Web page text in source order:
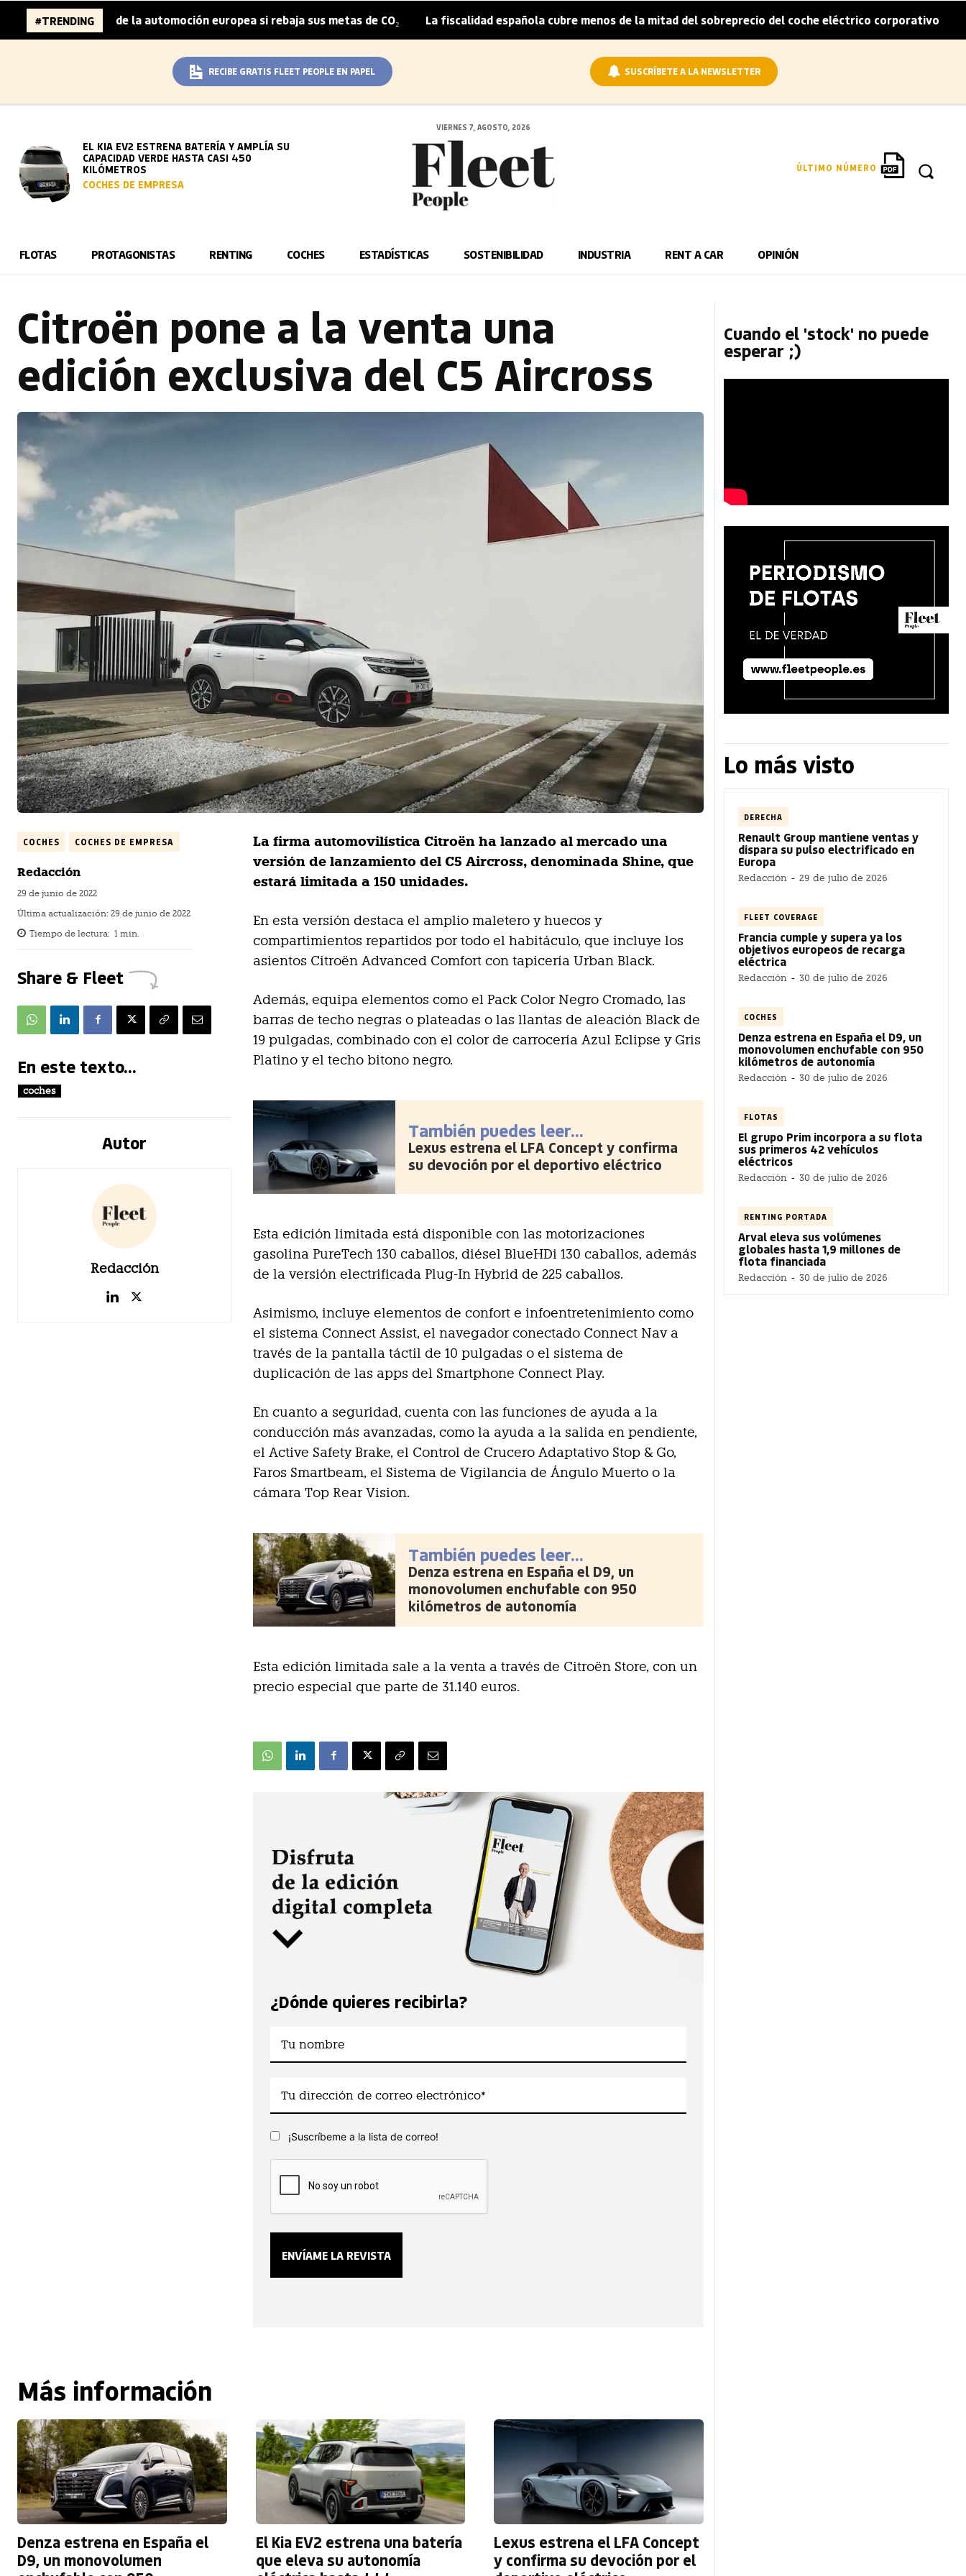
#TRENDING
de la automoción europea si rebaja sus metas de CO₂ | La fiscalidad española cubre menos de la mitad del sobreprecio del coche eléctrico corporativo | Arval
RECIBE GRATIS FLEET PEOPLE EN PAPEL SUSCRÍBETE A LA NEWSLETTER
EL KIA EV2 ESTRENA BATERÍA Y AMPLÍA SU
CAPACIDAD VERDE HASTA CASI 450
KILÓMETROS
COCHES DE EMPRESA
VIERNES 7, AGOSTO, 2026
ÚLTIMO NÚMERO
FLOTAS PROTAGONISTAS RENTING COCHES ESTADÍSTICAS SOSTENIBILIDAD INDUSTRIA RENT A CAR OPINIÓN
Citroën pone a la venta una
edición exclusiva del C5 Aircross
COCHES COCHES DE EMPRESA
Redacción
29 de junio de 2022
Última actualización: 29 de junio de 2022
Tiempo de lectura: 1 min.
Share & Fleet
En este texto...
coches
Autor
Redacción
La firma automovilística Citroën ha lanzado al mercado una
versión de lanzamiento del C5 Aircross, denominada Shine, que
estará limitada a 150 unidades.
En esta versión destaca el amplio maletero y huecos y
compartimientos repartidos por todo el habitáculo, que incluye los
asientos Citroën Advanced Comfort con tapicería Urban Black.
Además, equipa elementos como el Pack Color Negro Cromado, las
barras de techo negras o plateadas o las llantas de aleación Black de
19 pulgadas, combinado con el color de carrocería Azul Eclipse y Gris
Platino y el techo bitono negro.
También puedes leer...
Lexus estrena el LFA Concept y confirma
su devoción por el deportivo eléctrico
Esta edición limitada está disponible con las motorizaciones
gasolina PureTech 130 caballos, diésel BlueHDi 130 caballos, además
de la versión electrificada Plug-In Hybrid de 225 caballos.
Asimismo, incluye elementos de confort e infoentretenimiento como
el sistema Connect Assist, el navegador conectado Connect Nav a
través de la pantalla táctil de 10 pulgadas o el sistema de
duplicación de las apps del Smartphone Connect Play.
En cuanto a seguridad, cuenta con las funciones de ayuda a la
conducción más avanzadas, como la ayuda a la salida en pendiente,
el Active Safety Brake, el Control de Crucero Adaptativo Stop & Go,
Faros Smartbeam, el Sistema de Vigilancia de Ángulo Muerto o la
cámara Top Rear Vision.
También puedes leer...
Denza estrena en España el D9, un
monovolumen enchufable con 950
kilómetros de autonomía
Esta edición limitada sale a la venta a través de Citroën Store, con un
precio especial que parte de 31.140 euros.
¿Dónde quieres recibirla?
¡Suscríbeme a la lista de correo!
Más información
Denza estrena en España el
D9, un monovolumen
El Kia EV2 estrena una batería
que eleva su autonomía
Lexus estrena el LFA Concept
y confirma su devoción por el
Cuando el 'stock' no puede
esperar ;)
Lo más visto
DERECHA
Renault Group mantiene ventas y
dispara su pulso electrificado en
Europa
Redacción - 29 de julio de 2026
FLEET COVERAGE
Francia cumple y supera ya los
objetivos europeos de recarga
eléctrica
Redacción - 30 de julio de 2026
COCHES
Denza estrena en España el D9, un
monovolumen enchufable con 950
kilómetros de autonomía
Redacción - 30 de julio de 2026
FLOTAS
El grupo Prim incorpora a su flota
sus primeros 42 vehículos
eléctricos
Redacción - 30 de julio de 2026
RENTING PORTADA
Arval eleva sus volúmenes
globales hasta 1,9 millones de
flota financiada
Redacción - 30 de julio de 2026